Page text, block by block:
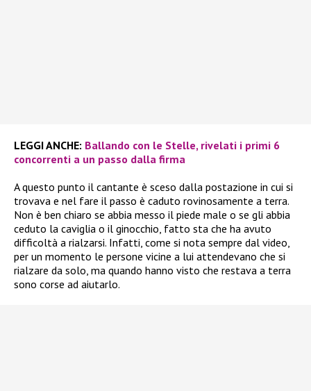
LEGGI ANCHE: Ballando con le Stelle, rivelati i primi 6
concorrenti a un passo dalla firma
A questo punto il cantante è sceso dalla postazione in cui si
trovava e nel fare il passo è caduto rovinosamente a terra.
Non è ben chiaro se abbia messo il piede male o se gli abbia
ceduto la caviglia o il ginocchio, fatto sta che ha avuto
difficoltà a rialzarsi. Infatti, come si nota sempre dal video,
per un momento le persone vicine a lui attendevano che si
rialzare da solo, ma quando hanno visto che restava a terra
sono corse ad aiutarlo.